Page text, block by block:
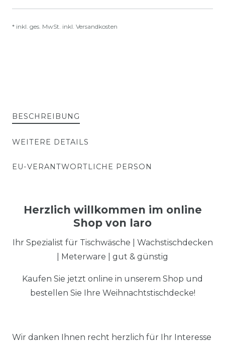
* inkl. ges. MwSt. inkl. Versandkosten
BESCHREIBUNG
WEITERE DETAILS
EU-VERANTWORTLICHE PERSON
Herzlich willkommen im online
Shop von laro
Ihr Spezialist für Tischwäsche | Wachstischdecken
| Meterware | gut & günstig
Kaufen Sie jetzt online in unserem Shop und
bestellen Sie Ihre Weihnachtstischdecke!
Wir danken Ihnen recht herzlich für Ihr Interesse